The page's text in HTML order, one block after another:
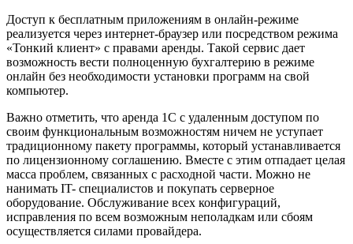
Доступ к бесплатным приложениям в онлайн-режиме
реализуется через интернет-браузер или посредством режима
«Тонкий клиент» с правами аренды. Такой сервис дает
возможность вести полноценную бухгалтерию в режиме
онлайн без необходимости установки программ на свой
компьютер.
Важно отметить, что аренда 1С с удаленным доступом по
своим функциональным возможностям ничем не уступает
традиционному пакету программы, который устанавливается
по лицензионному соглашению. Вместе с этим отпадает целая
масса проблем, связанных с расходной части. Можно не
нанимать IT- специалистов и покупать серверное
оборудование. Обслуживание всех конфигураций,
исправления по всем возможным неполадкам или сбоям
осуществляется силами провайдера.